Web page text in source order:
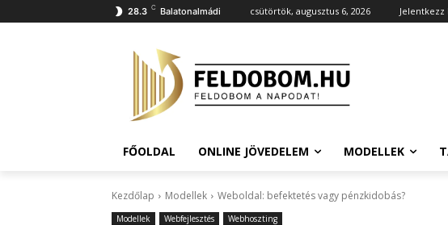
28.3 C Balatonalmádi csütörtök, augusztus 6, 2026 Jelentkezz
FŐOLDAL ONLINE JÖVEDELEM MODELLEK
Kezdőlap Modellek Weboldal: befektetés vagy pénzkidobás?
Modellek Webfejlesztés Webhoszting